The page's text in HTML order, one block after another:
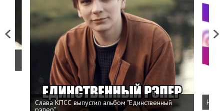
Previous
Слава КПСС выпустил альбом "Единственный
Next